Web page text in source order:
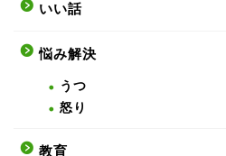
いい話
悩み解決
うつ
怒り
教育